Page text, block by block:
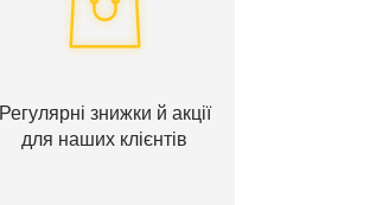
Регулярні знижки й акції
для наших клієнтів